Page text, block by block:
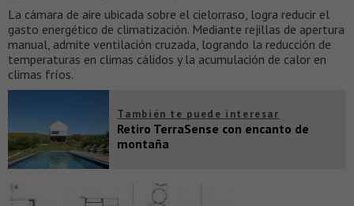
La cámara de aire ubicada sobre el cielorraso, logra reducir el
gasto energético de climatización. Mediante rejillas de apertura
manual, admite ventilación cruzada, logrando la reducción de
temperaturas en climas cálidos y la acumulación de calor en
climas fríos.
También te puede interesar
Retiro TerraSense con encanto de
montaña